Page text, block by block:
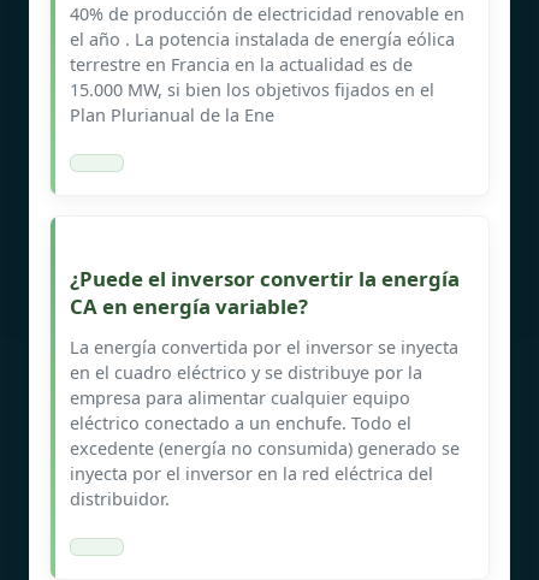
40% de producción de electricidad renovable en
el año . La potencia instalada de energía eólica
terrestre en Francia en la actualidad es de
15.000 MW, si bien los objetivos fijados en el
Plan Plurianual de la Ene
¿Puede el inversor convertir la energía
CA en energía variable?
La energía convertida por el inversor se inyecta
en el cuadro eléctrico y se distribuye por la
empresa para alimentar cualquier equipo
eléctrico conectado a un enchufe. Todo el
excedente (energía no consumida) generado se
inyecta por el inversor en la red eléctrica del
distribuidor.